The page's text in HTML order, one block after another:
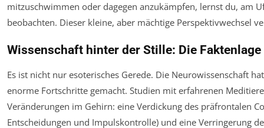
mitzuschwimmen oder dagegen anzukämpfen, lernst du, am
beobachten. Dieser kleine, aber mächtige Perspektivwechsel
Wissenschaft hinter der Stille: Die Faktenlage
Es ist nicht nur esoterisches Gerede. Die Neurowissenschaft
enorme Fortschritte gemacht. Studien mit erfahrenen
Veränderungen im Gehirn: eine Verdickung des präfrontalen
Entscheidungen und Impulskontrolle) und eine Verringerung